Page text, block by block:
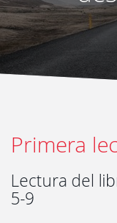
Primera
Lectura del
5-9